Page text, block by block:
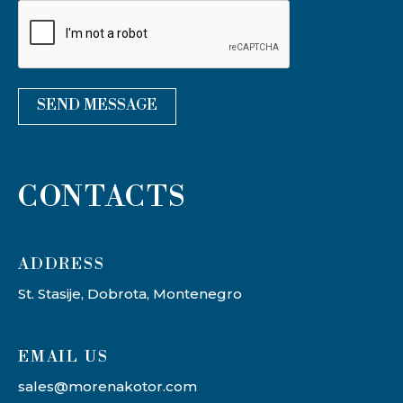
SEND MESSAGE
CONTACTS
ADDRESS​
St. Stasije, Dobrota, Montenegro
EMAIL US
sales@morenakotor.com